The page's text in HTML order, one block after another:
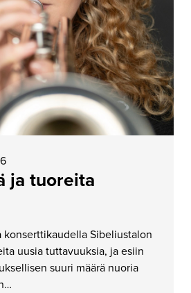
ja tuoreita
konserttikaudella Sibeliustalon
uusia tuttavuuksia, ja esiin
suuri määrä nuoria